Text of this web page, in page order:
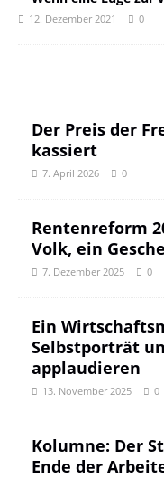
12. Dezember 2021 0
Der Preis der
kassiert
7. April 2026 0
Rentenreform
Volk, ein
7. Dezember 2025 0
Ein
Selbstporträt
applaudieren
13. November 2025 0
Kolumne: Der
Ende der